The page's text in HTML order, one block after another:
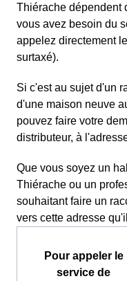
Thiérache dépendent
vous avez besoin du
appelez directement le
surtaxé).
Si c'est au sujet d'un
d'une maison neuve
pouvez faire votre
distributeur, à
Que vous soyez un
Thiérache ou un
souhaitant faire un
vers cette adresse
Pour appeler le
service de